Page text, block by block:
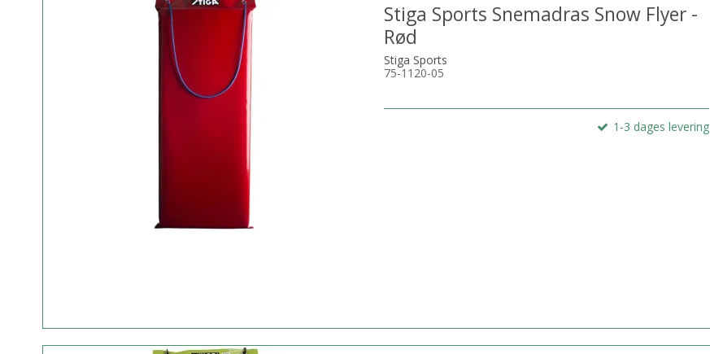
Stiga Sports Snemadras Snow Flyer -
Rød
Stiga Sports
75-1120-05
1-3 dages levering